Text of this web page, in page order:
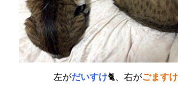
左がだいすけ🐈、右がごますけ